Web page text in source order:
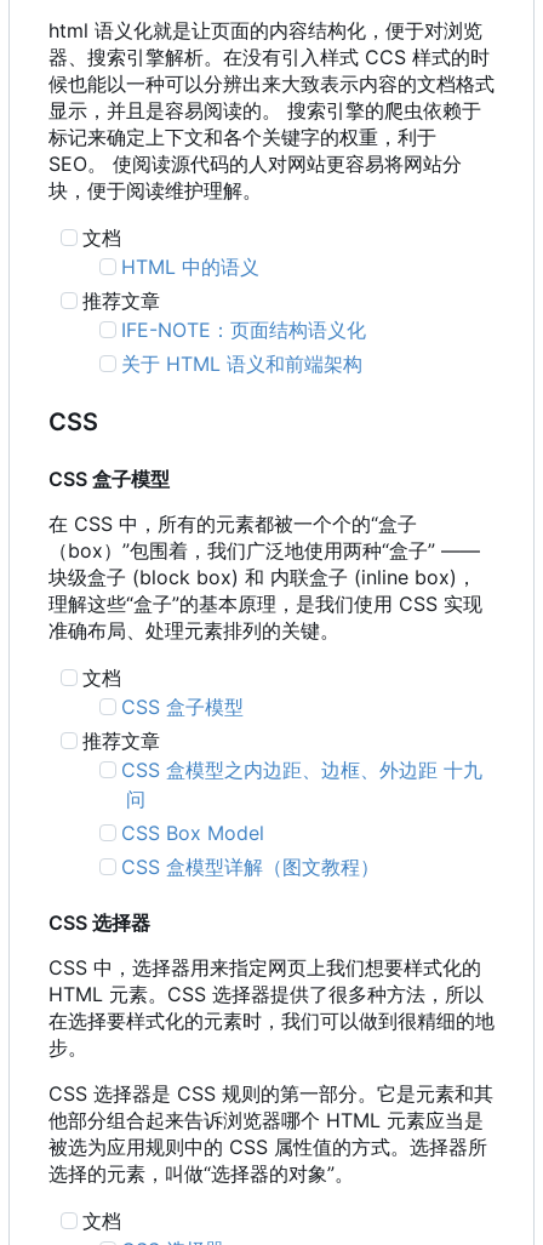
html 语义化就是让页面的内容结构化，便于对浏览
器、搜索引擎解析。在没有引入样式 CCS 样式的时
候也能以一种可以分辨出来大致表示内容的文档格式
显示，并且是容易阅读的。 搜索引擎的爬虫依赖于
标记来确定上下文和各个关键字的权重，利于
SEO。 使阅读源代码的人对网站更容易将网站分
块，便于阅读维护理解。
文档
HTML 中的语义
推荐文章
IFE-NOTE ：页面结构语义化
关于 HTML 语义和前端架构
CSS
CSS 盒子模型
在 CSS 中 ， 所有的元素都被一个个的“盒子
（box） ”包围着 ， 我们广泛地使用两种“盒子” ——
块级盒子 (block box) 和 内联盒子 (inline box)，
理解这些“盒子”的基本原理，是我们使用 CSS 实现
准确布局、处理元素排列的关键。
文档
CSS 盒子模型
推荐文章
CSS 盒模型之内边距、边框、外边距 十九
问
CSS Box Model
CSS 盒模型详解（图文教程）
CSS 选择器
CSS 中，选择器用来指定网页上我们想要样式化的
HTML 元素。CSS 选择器提供了很多种方法，所以
在选择要样式化的元素时，我们可以做到很精细的地
步。
CSS 选择器是 CSS 规则的第一部分。它是元素和其
他部分组合起来告诉浏览器哪个 HTML 元素应当是
被选为应用规则中的 CSS 属性值的方式。选择器所
选择的元素，叫做“选择器的对象”。
文档